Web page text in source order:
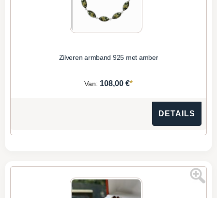
Zilveren armband 925 met amber
Van: 108,00 €*
DETAILS